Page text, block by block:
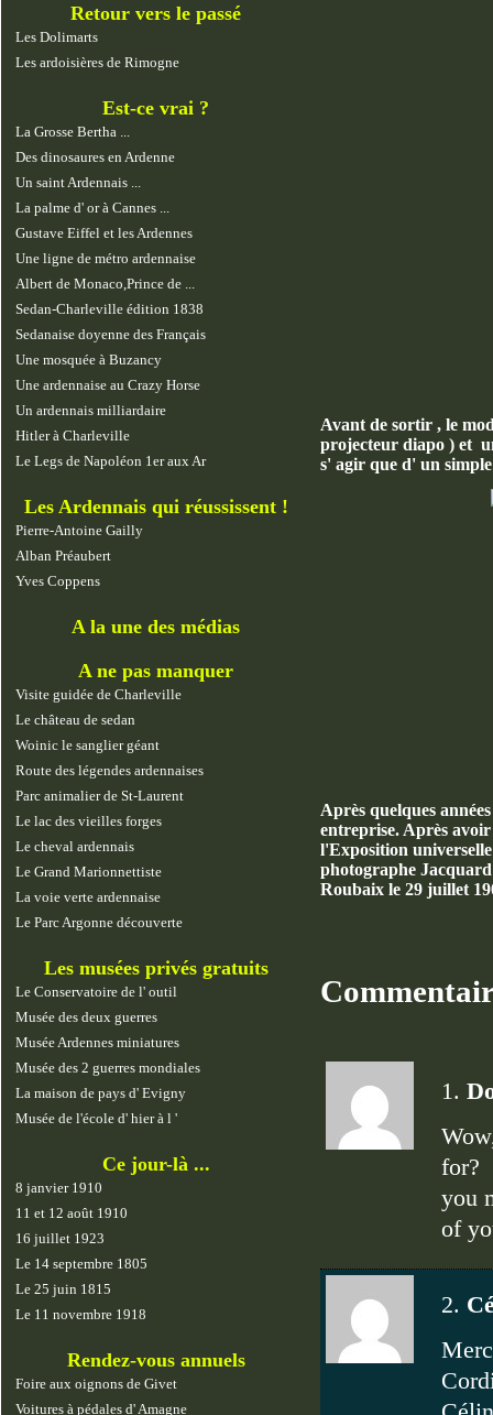
Retour vers le passé
Les Dolimarts
Les ardoisières de Rimogne
Est-ce vrai ?
La Grosse Bertha ...
Des dinosaures en Ardenne
Un saint Ardennais ...
La palme d' or à Cannes ...
Gustave Eiffel et les Ardennes
Une ligne de métro ardennaise
Albert de Monaco,Prince de ...
Sedan-Charleville édition 1838
Sedanaise doyenne des Français
Une mosquée à Buzancy
Une ardennaise au Crazy Horse
Un ardennais milliardaire
Hitler à Charleville
Le Legs de Napoléon 1er aux Ar
Les Ardennais qui réussissent !
Pierre-Antoine Gailly
Alban Préaubert
Yves Coppens
A la une des médias
A ne pas manquer
Visite guidée de Charleville
Le château de sedan
Woinic le sanglier géant
Route des légendes ardennaises
Parc animalier de St-Laurent
Le lac des vieilles forges
Le cheval ardennais
Le Grand Marionnettiste
La voie verte ardennaise
Le Parc Argonne découverte
Les musées privés gratuits
Le Conservatoire de l' outil
Musée des deux guerres
Musée Ardennes miniatures
Musée des 2 guerres mondiales
La maison de pays d' Evigny
Musée de l'école d' hier à l '
Ce jour-là ...
8 janvier 1910
11 et 12 août 1910
16 juillet 1923
Le 14 septembre 1805
Le 25 juin 1815
Le 11 novembre 1918
Rendez-vous annuels
Foire aux oignons de Givet
Voitures à pédales d' Amagne
Avant de sortir , le
projecteur diapo ) et
s' agir que d' un
Après quelques
entreprise. Après
l'Exposition universelle
photographe
Roubaix le 29 juillet
1.
for?
you
of
2.